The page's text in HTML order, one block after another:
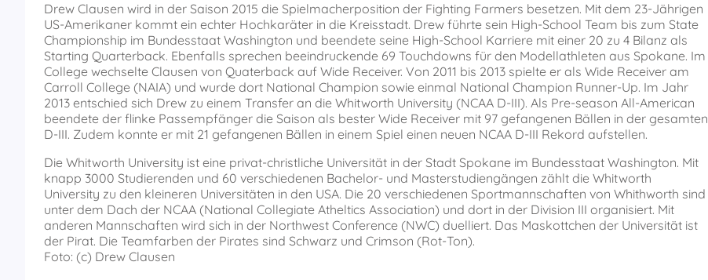
Drew Clausen wird in der Saison 2015 die Spielmacherposition der Fighting Farmers besetzen. Mit dem 23-Jährigen
US-Amerikaner kommt ein echter Hochkaräter in die Kreisstadt. Drew führte sein High-School Team bis zum State
Championship im Bundesstaat Washington und beendete seine High-School Karriere mit einer 20 zu 4 Bilanz als
Starting Quarterback. Ebenfalls sprechen beeindruckende 69 Touchdowns für den Modellathleten aus Spokane. Im
College wechselte Clausen von Quaterback auf Wide Receiver. Von 2011 bis 2013 spielte er als Wide Receiver am
Carroll College (NAIA) und wurde dort National Champion sowie einmal National Champion Runner-Up. Im Jahr
2013 entschied sich Drew zu einem Transfer an die Whitworth University (NCAA D-III). Als Pre-season All-American
beendete der flinke Passempfänger die Saison als bester Wide Receiver mit 97 gefangenen Bällen in der gesamten
D-III. Zudem konnte er mit 21 gefangenen Bällen in einem Spiel einen neuen NCAA D-III Rekord aufstellen.
Die Whitworth University ist eine privat-christliche Universität in der Stadt Spokane im Bundesstaat Washington. Mit
knapp 3000 Studierenden und 60 verschiedenen Bachelor- und Masterstudiengängen zählt die Whitworth
University zu den kleineren Universitäten in den USA. Die 20 verschiedenen Sportmannschaften von Whithworth sind
unter dem Dach der NCAA (National Collegiate Atheltics Association) und dort in der Division III organisiert. Mit
anderen Mannschaften wird sich in der Northwest Conference (NWC) duelliert. Das Maskottchen der Universität ist
der Pirat. Die Teamfarben der Pirates sind Schwarz und Crimson (Rot-Ton).
Foto: (c) Drew Clausen